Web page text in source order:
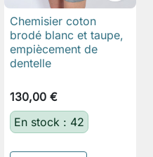
Chemisier coton
brodé blanc et taupe,
empiècement de
dentelle
130,00 €
En stock : 42